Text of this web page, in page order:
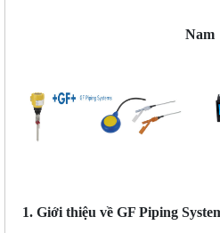
Nam
1. Giới thiệu về GF Piping